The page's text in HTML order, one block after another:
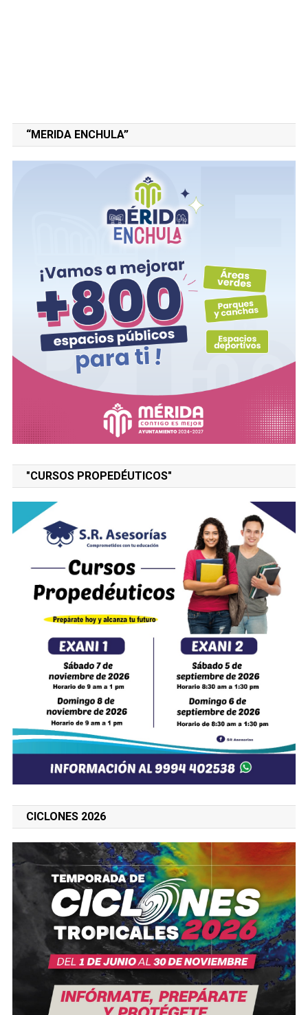
“MERIDA ENCHULA”
"CURSOS PROPEDÉUTICOS"
CICLONES 2026